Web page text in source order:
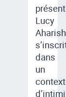
Lucy
Aharish
dans
un